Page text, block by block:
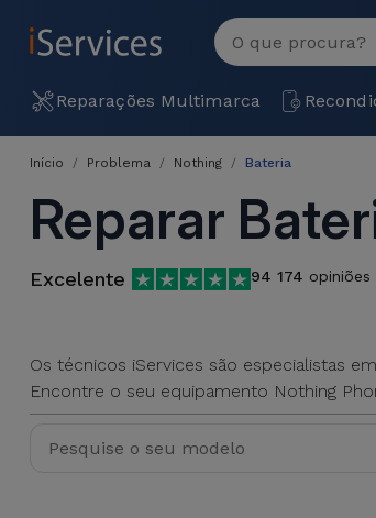
Reparações Multimarca
MENU
Ver
Início Problema Nothing Bateria
Reparar
Excelente 94 174 opiniões
Os técnicos iServices são especialistas
Encontre o seu equipamento Nothing